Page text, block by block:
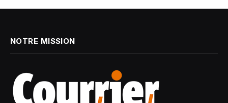
NOTRE MISSION